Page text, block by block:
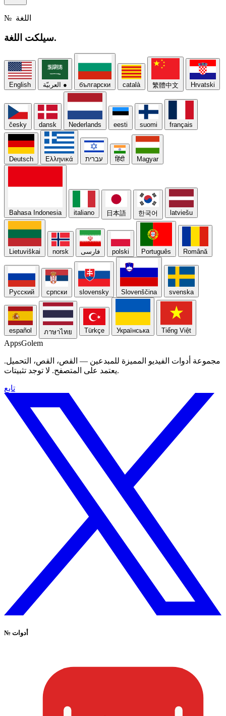
№ اللغة
سيلكتاللغة.
English العربيّة ● български català 繁體中文 Hrvatski
česky dansk Nederlands eesti suomi français
Deutsch Ελληνικά עברית हिंदी Magyar
Bahasa Indonesia italiano 日本語 한국어 latviešu
Lietuviškai norsk فارسی polski Português Română
Русский српски slovensky Slovenščina svenska
español ภาษาไทย Türkçe Українська Tiếng Việt
AppsGolem
مجموعة أدوات الفيديو المميزة للمبدعين — القص، القص، التحميل.
يعتمد على المتصفح. لا توجد تثبيتات.
تابع
№ أدوات